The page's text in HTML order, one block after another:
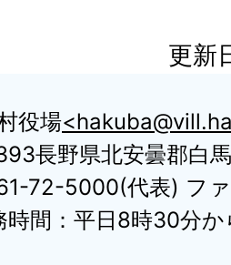
更新
役場
長野県北安曇郡白
72-5000(代表) フ
時間：平日8時30分か